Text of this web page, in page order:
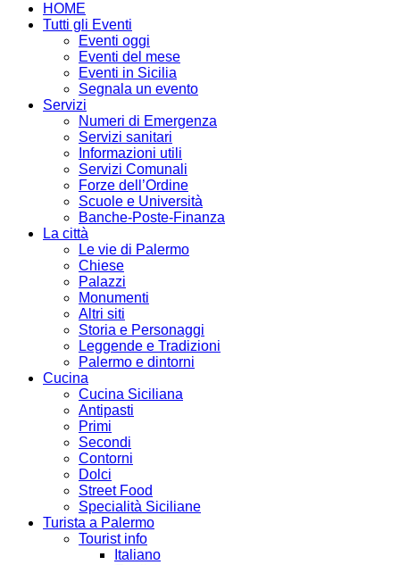
HOME
Tutti gli Eventi
Eventi oggi
Eventi del mese
Eventi in Sicilia
Segnala un evento
Servizi
Numeri di Emergenza
Servizi sanitari
Informazioni utili
Servizi Comunali
Forze dell’Ordine
Scuole e Università
Banche-Poste-Finanza
La città
Le vie di Palermo
Chiese
Palazzi
Monumenti
Altri siti
Storia e Personaggi
Leggende e Tradizioni
Palermo e dintorni
Cucina
Cucina Siciliana
Antipasti
Primi
Secondi
Contorni
Dolci
Street Food
Specialità Siciliane
Turista a Palermo
Tourist info
Italiano